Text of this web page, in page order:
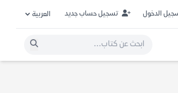
الدخول تسجيل حساب جديد